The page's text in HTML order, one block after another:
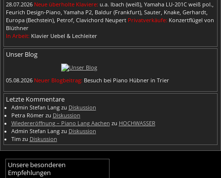
28.07.2026 Neue überholte Klaviere: u.a. Ibach (weiß), Yamaha LU-201C weiß pol.,
Feurich Design-Piano, Yamaha P2, Baldur (Frankfurt), Sauter, Knake, Gerhardt,
Europa (Bechstein), Petrof, Clavichord Neupert Privatverkäufe: Konzertflügel von
Blüthner
In Arbeit: Klavier Uebel & Lechleiter
Unser Blog
05.08.2026 Neuer Blogbeitrag: Besuch bei Piano Hübner in Trier
Letzte Kommentare
Admin Stefan Langzu Diskussion
Petra Römerzu Diskussion
Wiedereröffnung – Piano Lang Aachen zu HOCHWASSER
Admin Stefan Langzu Diskussion
Timzu Diskussion
Unsere besonderen
Empfehlungen